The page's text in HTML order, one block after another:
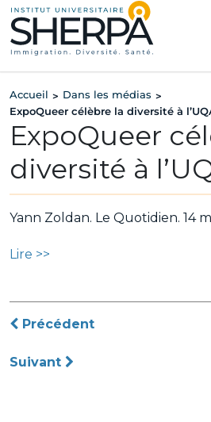
Accueil > Dans les médias >
ExpoQueer célèbre la diversité à
ExpoQueer
diversité à
Yann Zoldan. Le Quotidien. 14
Lire >>
Navigation
l’article
Précédent
Suivant